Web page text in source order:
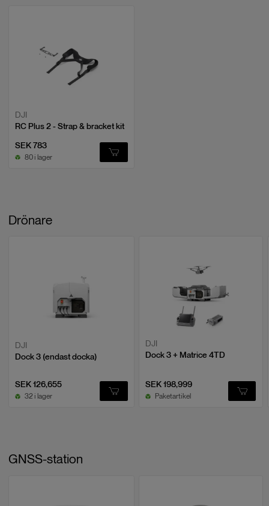
DJI
RC Plus 2 - Strap & bracket kit
SEK 783
80 i lager
Drönare
DJI
Dock 3 (endast docka)
SEK 126,655
32 i lager
DJI
Dock 3 + Matrice 4TD
SEK 198,999
Paketartikel
GNSS-station